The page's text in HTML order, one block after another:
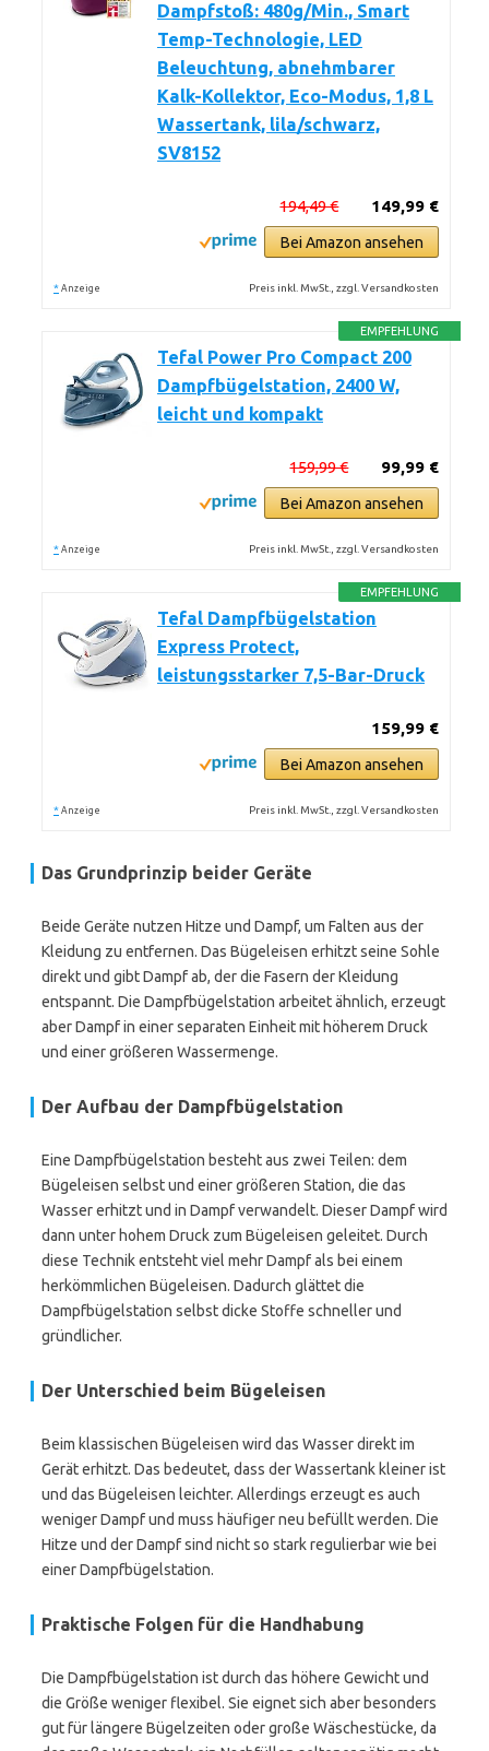
Dampfstoß: 480g/Min., Smart
Temp-Technologie, LED
Beleuchtung, abnehmbarer
Kalk-Kollektor, Eco-Modus, 1,8 L
Wassertank, lila/schwarz,
SV8152
149,99 €
194,49 €
Bei Amazon ansehen
* Anzeige Preis inkl. MwSt., zzgl. Versandkosten
EMPFEHLUNG
Tefal Power Pro Compact 200
Dampfbügelstation, 2400 W,
leicht und kompakt
99,99 €
159,99 €
Bei Amazon ansehen
* Anzeige Preis inkl. MwSt., zzgl. Versandkosten
EMPFEHLUNG
Tefal Dampfbügelstation
Express Protect,
leistungsstarker 7,5-Bar-Druck
159,99 €
Bei Amazon ansehen
* Anzeige Preis inkl. MwSt., zzgl. Versandkosten
Das Grundprinzip beider Geräte
Beide Geräte nutzen Hitze und Dampf, um Falten aus der
Kleidung zu entfernen. Das Bügeleisen erhitzt seine Sohle
direkt und gibt Dampf ab, der die Fasern der Kleidung
entspannt. Die Dampfbügelstation arbeitet ähnlich, erzeugt
aber Dampf in einer separaten Einheit mit höherem Druck
und einer größeren Wassermenge.
Der Aufbau der Dampfbügelstation
Eine Dampfbügelstation besteht aus zwei Teilen: dem
Bügeleisen selbst und einer größeren Station, die das
Wasser erhitzt und in Dampf verwandelt. Dieser Dampf wird
dann unter hohem Druck zum Bügeleisen geleitet. Durch
diese Technik entsteht viel mehr Dampf als bei einem
herkömmlichen Bügeleisen. Dadurch glättet die
Dampfbügelstation selbst dicke Stoffe schneller und
gründlicher.
Der Unterschied beim Bügeleisen
Beim klassischen Bügeleisen wird das Wasser direkt im
Gerät erhitzt. Das bedeutet, dass der Wassertank kleiner ist
und das Bügeleisen leichter. Allerdings erzeugt es auch
weniger Dampf und muss häufiger neu befüllt werden. Die
Hitze und der Dampf sind nicht so stark regulierbar wie bei
einer Dampfbügelstation.
Praktische Folgen für die Handhabung
Die Dampfbügelstation ist durch das höhere Gewicht und
die Größe weniger flexibel. Sie eignet sich aber besonders
gut für längere Bügelzeiten oder große Wäschestücke, da